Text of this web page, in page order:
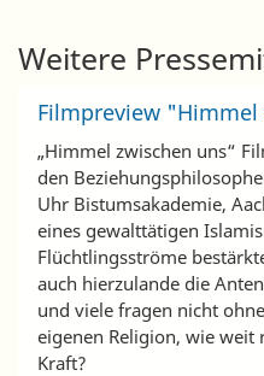
Weitere
Filmpreview
„Himmel zwischen uns“
den
Uhr Bistumsakademie,
eines gewalttätigen
Flüchtlingsströme
auch hierzulande die
und viele fragen nicht
eigenen Religion, wie
Kraft?